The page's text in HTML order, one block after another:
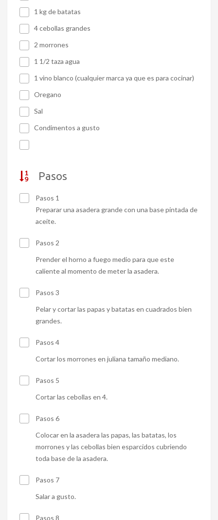
1 kg de batatas
4 cebollas grandes
2 morrones
1 1/2 taza agua
1 vino blanco (cualquier marca ya que es para cocinar)
Oregano
Sal
Condimentos a gusto
Pasos
Pasos 1
Preparar una asadera grande con una base pintada de
aceite.
Pasos 2
Prender el horno a fuego medio para que este
caliente al momento de meter la asadera.
Pasos 3
Pelar y cortar las papas y batatas en cuadrados bien
grandes.
Pasos 4
Cortar los morrones en juliana tamaño mediano.
Pasos 5
Cortar las cebollas en 4.
Pasos 6
Colocar en la asadera las papas, las batatas, los
morrones y las cebollas bien esparcidos cubriendo
toda base de la asadera.
Pasos 7
Salar a gusto.
Pasos 8